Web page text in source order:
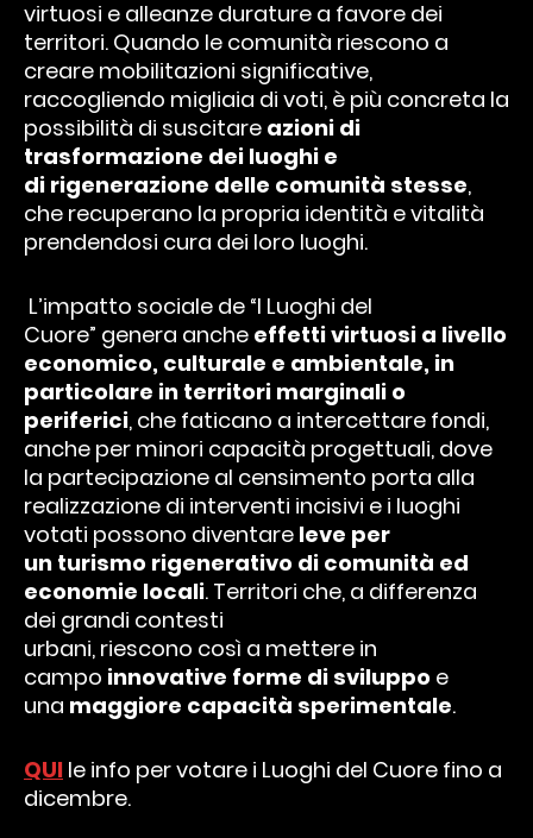
virtuosi e alleanze durature a favore dei
territori. Quando le comunità riescono a
creare mobilitazioni significative,
raccogliendo migliaia di voti, è più concreta la
possibilità di suscitare azioni di
trasformazione dei luoghi e
di rigenerazione delle comunità stesse,
che recuperano la propria identità e vitalità
prendendosi cura dei loro luoghi.
L’impatto sociale de “I Luoghi del
Cuore” genera anche effetti virtuosi a livello
economico, culturale e ambientale, in
particolare in territori marginali o
periferici, che faticano a intercettare fondi,
anche per minori capacità progettuali, dove
la partecipazione al censimento porta alla
realizzazione di interventi incisivi e i luoghi
votati possono diventare leve per
un turismo rigenerativo di comunità ed
economie locali. Territori che, a differenza
dei grandi contesti
urbani, riescono così a mettere in
campo innovative forme di sviluppo e
una maggiore capacità sperimentale.
QUI le info per votare i Luoghi del Cuore fino a
dicembre.